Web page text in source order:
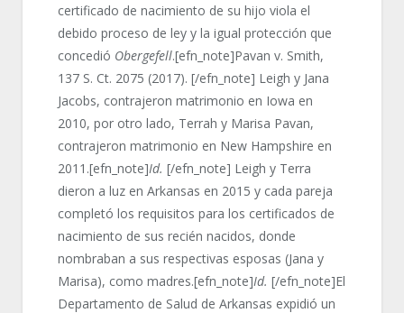
certificado de nacimiento de su hijo viola el
debido proceso de ley y la igual protección que
concedió Obergefell.[efn_note]Pavan v. Smith,
137 S. Ct. 2075 (2017). [/efn_note] Leigh y Jana
Jacobs, contrajeron matrimonio en Iowa en
2010, por otro lado, Terrah y Marisa Pavan,
contrajeron matrimonio en New Hampshire en
2011.[efn_note]Id. [/efn_note] Leigh y Terra
dieron a luz en Arkansas en 2015 y cada pareja
completó los requisitos para los certificados de
nacimiento de sus recién nacidos, donde
nombraban a sus respectivas esposas (Jana y
Marisa), como madres.[efn_note]Id. [/efn_note]El
Departamento de Salud de Arkansas expidió un